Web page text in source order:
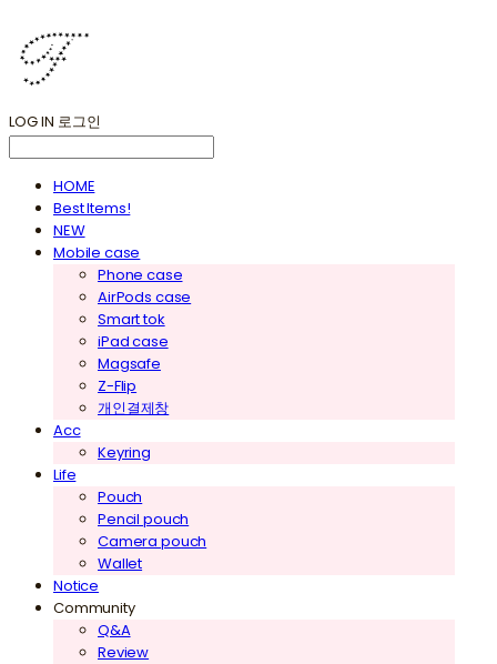
LOG IN 로그인
HOME
Best Items!
NEW
Mobile case
Phone case
AirPods case
Smart tok
iPad case
Magsafe
Z-Flip
개인결제창
Acc
Keyring
Life
Pouch
Pencil pouch
Camera pouch
Wallet
Notice
Community
Q&A
Review